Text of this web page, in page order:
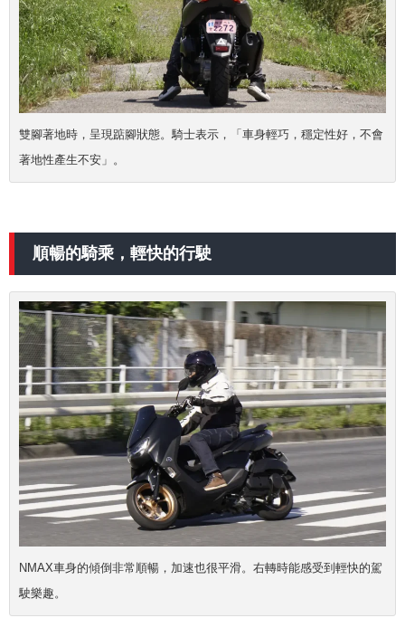
雙腳著地時，呈現踮腳狀態。騎士表示，「車身輕巧，穩定性好，不會
著地性產生不安」。
順暢的騎乘，輕快的行駛
NMAX車身的傾倒非常順暢，加速也很平滑。右轉時能感受到輕快的駕
駛樂趣。